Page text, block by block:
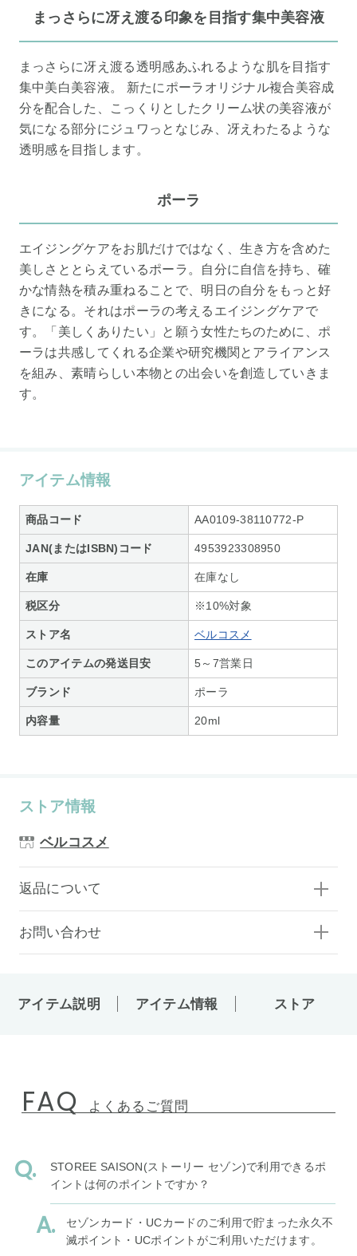
まっさらに冴え渡る印象を目指す集中美容液
まっさらに冴え渡る透明感あふれるような肌を目指す
集中美白美容液。 新たにポーラオリジナル複合美容成
分を配合した、こっくりとしたクリーム状の美容液が
気になる部分にジュワっとなじみ、冴えわたるような
透明感を目指します。
ポーラ
エイジングケアをお肌だけではなく、生き方を含めた
美しさととらえているポーラ。自分に自信を持ち、確
かな情熱を積み重ねることで、明日の自分をもっと好
きになる。それはポーラの考えるエイジングケアで
す。「美しくありたい」と願う女性たちのために、ポ
ーラは共感してくれる企業や研究機関とアライアンス
を組み、素晴らしい本物との出会いを創造していきま
す。
アイテム情報
商品コード AA0109-38110772-P
JAN(またはISBN)コード 4953923308950
在庫 在庫なし
税区分 ※10%対象
ストア名 ベルコスメ
このアイテムの発送目安 5～7営業日
ブランド ポーラ
内容量 20ml
ストア情報
ベルコスメ
返品について
お問い合わせ
アイテム説明 アイテム情報 ストア
FAQ よくあるご質問
STOREE SAISON(ストーリー セゾン)で利用できるポ
イントは何のポイントですか？
セゾンカード・UCカードのご利用で貯まった永久不
滅ポイント・UCポイントがご利用いただけます。